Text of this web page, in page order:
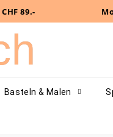
89.-
Basteln & Malen